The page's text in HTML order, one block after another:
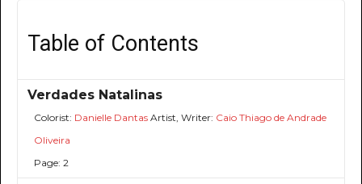
Table of Contents
Verdades Natalinas
Colorist: Danielle DantasArtist, Writer: Caio Thiago de Andrade
Oliveira
Page: 2